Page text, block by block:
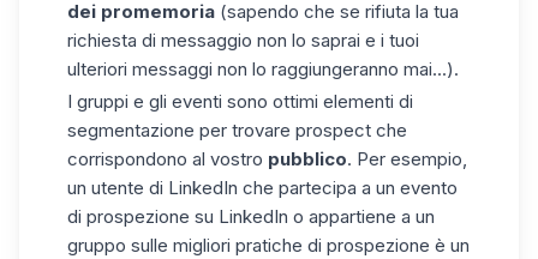
dei promemoria (sapendo che se rifiuta la tua
richiesta di messaggio non lo saprai e i tuoi
ulteriori messaggi non lo raggiungeranno mai...).
I gruppi e gli eventi sono ottimi elementi di
segmentazione per trovare prospect che
corrispondono al vostro pubblico. Per esempio,
un utente di LinkedIn che partecipa a un evento
di prospezione su LinkedIn o appartiene a un
gruppo sulle migliori pratiche di prospezione è un